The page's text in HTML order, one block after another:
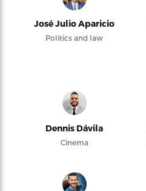
José Julio Aparicio
Politics and law
Dennis Dávila
Cinema